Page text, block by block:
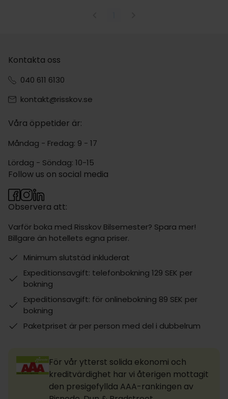
Kontakta oss
040 611 6130
kontakt@risskov.se
Våra öppetider är:
Måndag - Fredag: 9 - 17
Lördag - Söndag: 10-15
Observera att:
Varför boka med Risskov Bilsemester? Spara mer!
Billgare än hotellets egna priser.
Minimum slutstäd inkluderat
Expeditionsavgift: telefonbokning 129 SEK per
bokning
Expeditionsavgift: för onlinebokning 89 SEK per
bokning
Paketpriset är per person med del i dubbelrum
Follow us on social media
För vår ytterst solida ekonomi och
kreditvärdighet har vi återigen mottagit
den presigefyllda AAA-rankingen av